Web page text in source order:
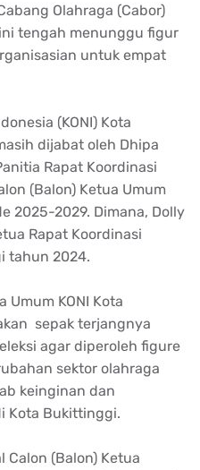
Olahraga (Cabor)
tengah menunggu figur
untuk empat
(KONI) Kota
dijabat oleh Dhipa
Rapat Koordinasi
(Balon) Ketua Umum
2025-2029. Dimana, Dolly
Rapat Koordinasi
tahun 2024.
Umum KONI Kota
sepak terjangnya
agar diperoleh figure
sektor olahraga
keinginan dan
Kota Bukittinggi.
Calon (Balon) Ketua